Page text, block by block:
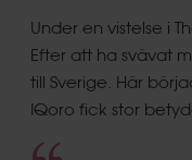
Under en vistelse i
Efter att ha svävat
till Sverige. Här
IQoro fick stor